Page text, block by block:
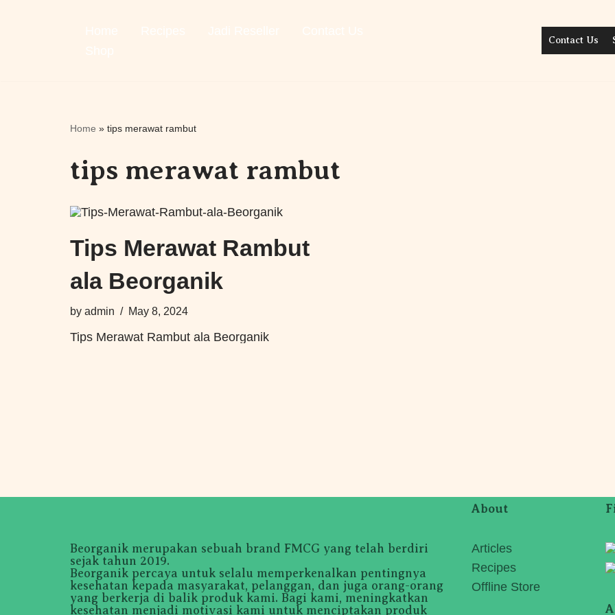
Contact Us
Home » tips merawat rambut
tips merawat rambut
Tips Merawat Rambut
ala Beorganik
by admin May 8, 2024
Tips Merawat Rambut ala Beorganik
Beorganik merupakan sebuah brand FMCG yang telah berdiri
sejak tahun 2019.
Beorganik percaya untuk selalu memperkenalkan pentingnya
kesehatan kepada masyarakat, pelanggan, dan juga orang-orang
yang berkerja di balik produk kami. Bagi kami, meningkatkan
kesehatan menjadi motivasi kami untuk menciptakan produk
About
Articles
Recipes
Offline Store